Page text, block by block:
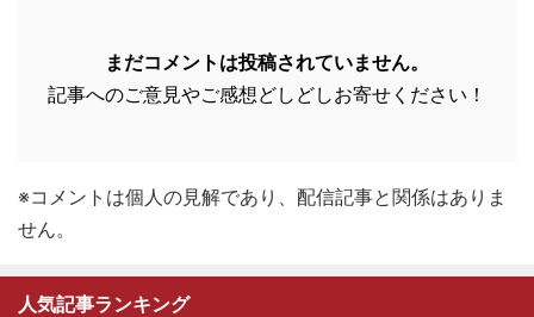
まだコメントは投稿されていません。
記事へのご意見やご感想どしどしお寄せください！
※コメントは個人の見解であり、配信記事と関係はありま
せん。
人気記事ランキング